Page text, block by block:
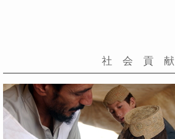
社 会 貢 献